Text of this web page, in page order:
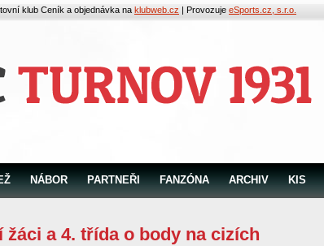
klub Ceník a objednávka na klubweb.cz | Provozuje eSports.cz, s.r.o.
NÁBOR PARTNEŘI FANZÓNA ARCHIV KIS
žáci a 4. třída o body na cizích